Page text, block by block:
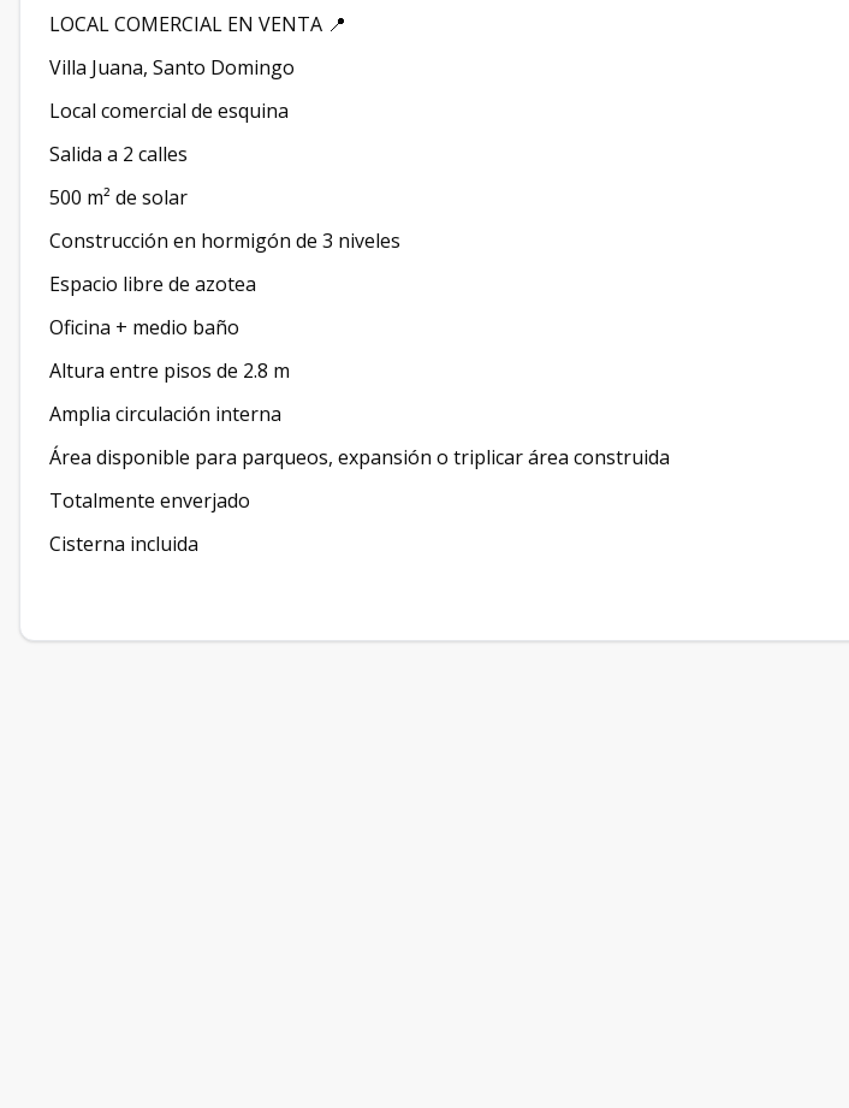
LOCAL COMERCIAL EN VENTA 📍
Villa Juana, Santo Domingo
Local comercial de esquina
Salida a 2 calles
500 m² de solar
Construcción en hormigón de 3 niveles
Espacio libre de azotea
Oficina + medio baño
Altura entre pisos de 2.8 m
Amplia circulación interna
Área disponible para parqueos, expansión o triplicar área construida
Totalmente enverjado
Cisterna incluida